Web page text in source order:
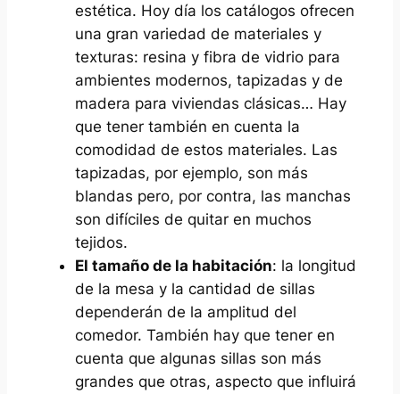
estética. Hoy día los catálogos ofrecen
una gran variedad de materiales y
texturas: resina y fibra de vidrio para
ambientes modernos, tapizadas y de
madera para viviendas clásicas… Hay
que tener también en cuenta la
comodidad de estos materiales. Las
tapizadas, por ejemplo, son más
blandas pero, por contra, las manchas
son difíciles de quitar en muchos
tejidos.
El tamaño de la habitación: la longitud
de la mesa y la cantidad de sillas
dependerán de la amplitud del
comedor. También hay que tener en
cuenta que algunas sillas son más
grandes que otras, aspecto que influirá